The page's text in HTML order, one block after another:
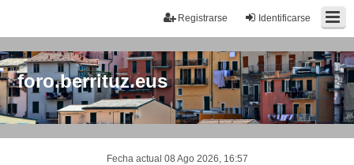
Identificarse
Registrarse
foro.berrituz.eus
Fecha actual 08 Ago 2026, 16:57